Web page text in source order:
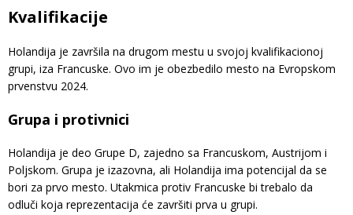
Kvalifikacije
Holandija je završila na drugom mestu u svojoj kvalifikacionoj
grupi, iza Francuske. Ovo im je obezbedilo mesto na Evropskom
prvenstvu 2024.
Grupa i protivnici
Holandija je deo Grupe D, zajedno sa Francuskom, Austrijom i
Poljskom. Grupa je izazovna, ali Holandija ima potencijal da se
bori za prvo mesto. Utakmica protiv Francuske bi trebalo da
odluči koja reprezentacija će završiti prva u grupi.